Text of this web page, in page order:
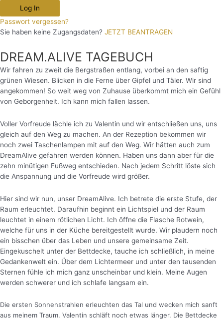
Log In
Passwort vergessen?
Sie haben keine Zugangsdaten? JETZT BEANTRAGEN
DREAM.ALIVE TAGEBUCH
Wir fahren zu zweit die Bergstraßen entlang, vorbei an den saftig
grünen Wiesen. Blicken in die Ferne über Gipfel und Täler. Wir sind
angekommen! So weit weg von Zuhause überkommt mich ein Gefühl
von Geborgenheit. Ich kann mich fallen lassen.
Voller Vorfreude lächle ich zu Valentin und wir entschließen uns, uns
gleich auf den Weg zu machen. An der Rezeption bekommen wir
noch zwei Taschenlampen mit auf den Weg. Wir hätten auch zum
DreamAlive gefahren werden können. Haben uns dann aber für die
zehn minütigen Fußweg entschieden. Nach jedem Schritt löste sich
die Anspannung und die Vorfreude wird größer.
Hier sind wir nun, unser DreamAlive. Ich betrete die erste Stufe, der
Raum erleuchtet. Daraufhin beginnt ein Lichtspiel und der Raum
leuchtet in einem rötlichen Licht. Ich öffne die Flasche Rotwein,
welche für uns in der Küche bereitgestellt wurde. Wir plaudern noch
ein bisschen über das Leben und unsere gemeinsame Zeit.
Eingekuschelt unter der Bettdecke, tauche ich schließlich, in meine
Gedankenwelt ein. Über dem Lichtermeer und unter den tausenden
Sternen fühle ich mich ganz unscheinbar und klein. Meine Augen
werden schwerer und ich schlafe langsam ein.
Die ersten Sonnenstrahlen erleuchten das Tal und wecken mich sanft
aus meinem Traum. Valentin schläft noch etwas länger. Die Bettdecke